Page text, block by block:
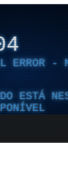
ERROR -
ESTÁ